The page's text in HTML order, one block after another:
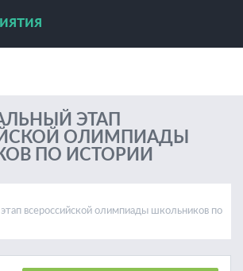
ЭТАП
ОЛИМПИАДЫ
ПО ИСТОРИИ
всероссийской олимпиады школьников по